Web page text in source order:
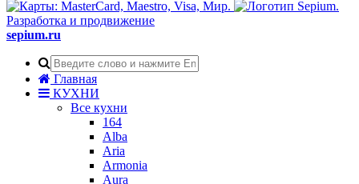
Разработка и продвижение
sepium.ru
Главная
КУХНИ
Все кухни
164
Alba
Aria
Armonia
Aura